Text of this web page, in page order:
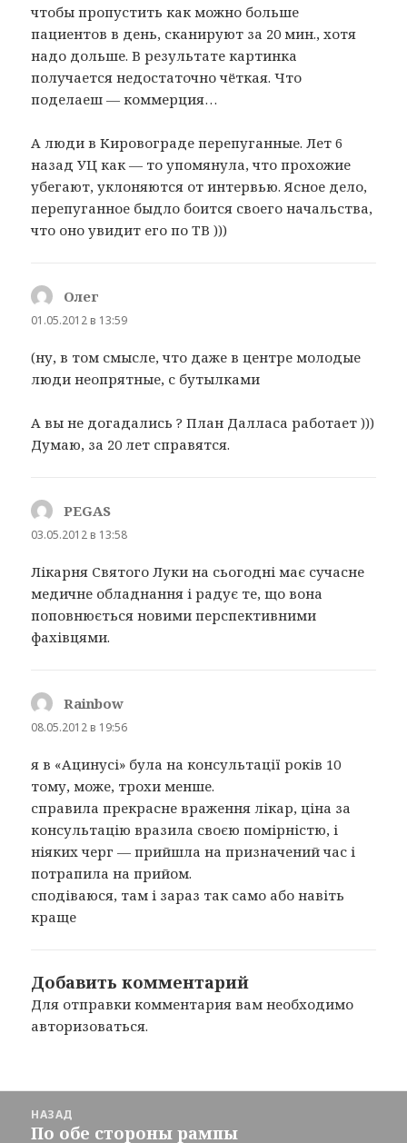
чтобы пропустить как можно больше
пациентов в день, сканируют за 20 мин., хотя
надо дольше. В результате картинка
получается недостаточно чёткая. Что
поделаеш — коммерция…
А люди в Кировограде перепуганные. Лет 6
назад УЦ как — то упомянула, что прохожие
убегают, уклоняются от интервью. Ясное дело,
перепуганное быдло боится своего начальства,
что оно увидит его по ТВ )))
Олег
01.05.2012 в 13:59
(ну, в том смысле, что даже в центре молодые
люди неопрятные, с бутылками
А вы не догадались ? План Далласа работает )))
Думаю, за 20 лет справятся.
PEGAS
03.05.2012 в 13:58
Лікарня Святого Луки на сьогодні має сучасне
медичне обладнання і радує те, що вона
поповнюється новими перспективними
фахівцями.
Rainbow
08.05.2012 в 19:56
я в «Ацинусі» була на консультації років 10
тому, може, трохи менше.
справила прекрасне враження лікар, ціна за
консультацію вразила своєю помірністю, і
ніяких черг — прийшла на призначений час і
потрапила на прийом.
сподіваюся, там і зараз так само або навіть
краще
Добавить комментарий
Для отправки комментария вам необходимо
авторизоваться.
НАЗАД
Предыдущая
По обе стороны рампы